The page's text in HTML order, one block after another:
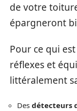
de votre
épargneront
Pour ce qui
réflexes et
littéralement
Des détecteurs